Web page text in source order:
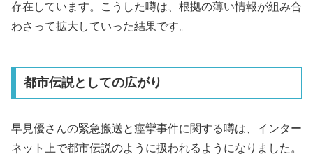
存在しています。こうした噂は、根拠の薄い情報が組み合
わさって拡大していった結果です。
都市伝説としての広がり
早見優さんの緊急搬送と痙攣事件に関する噂は、インター
ネット上で都市伝説のように扱われるようになりました。